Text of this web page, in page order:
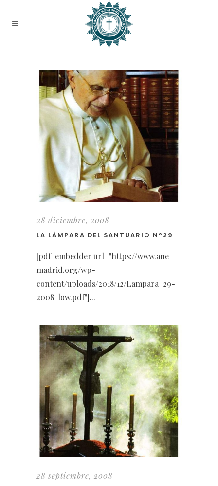
28 diciembre, 2008
LA LÁMPARA DEL SANTUARIO Nº29
[pdf-embedder url="https://www.ane-
madrid.org/wp-
content/uploads/2018/12/Lampara_29-
2008-low.pdf"]...
28 septiembre, 2008